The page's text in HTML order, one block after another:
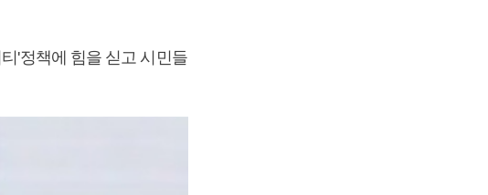
'정책에 힘을 싣고 시민들